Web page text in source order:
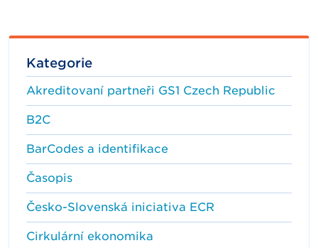
Kategorie
Akreditovaní partneři GS1 Czech Republic
B2C
BarCodes a identifikace
Časopis
Česko-Slovenská iniciativa ECR
Cirkulární ekonomika